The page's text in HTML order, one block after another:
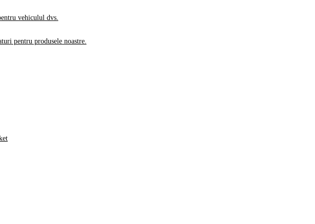
vehiculul dvs.
pentru produsele noastre.